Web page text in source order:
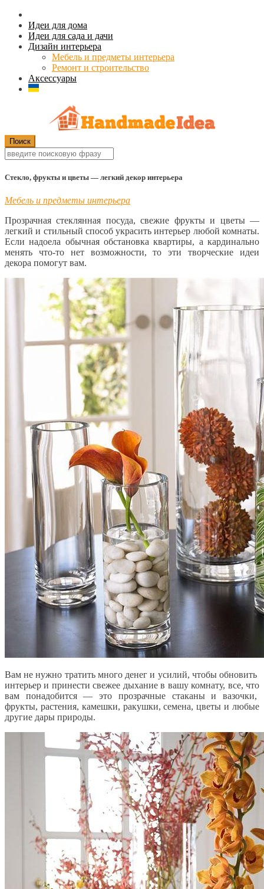
Идеи для дома
Идеи для сада и дачи
Дизайн интерьера
Мебель и предметы интерьера
Ремонт и строительство
Аксессуары
Стекло, фрукты и цветы — легкий декор интерьера
Мебель и предметы интерьера
Прозрачная стеклянная посуда, свежие фрукты и цветы —
легкий и стильный способ украсить интерьер любой комнаты.
Если надоела обычная обстановка квартиры, а кардинально
менять что-то нет возможности, то эти творческие идеи
декора помогут вам.
Вам не нужно тратить много денег и усилий, чтобы обновить
интерьер и принести свежее дыхание в вашу комнату, все, что
вам понадобится — это прозрачные стаканы и вазочки,
фрукты, растения, камешки, ракушки, семена, цветы и любые
другие дары природы.